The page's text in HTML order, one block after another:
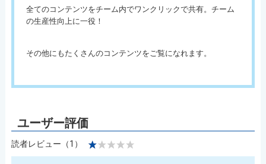
全てのコンテンツをチーム内でワンクリックで共有。チーム
の生産性向上に一役！
その他にもたくさんのコンテンツをご覧になれます。
読者レビュー（1）